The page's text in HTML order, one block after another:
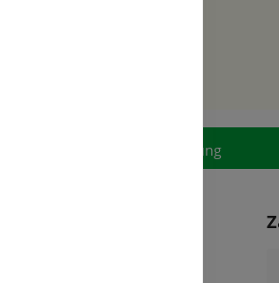
langjährige Branchenerfahrung